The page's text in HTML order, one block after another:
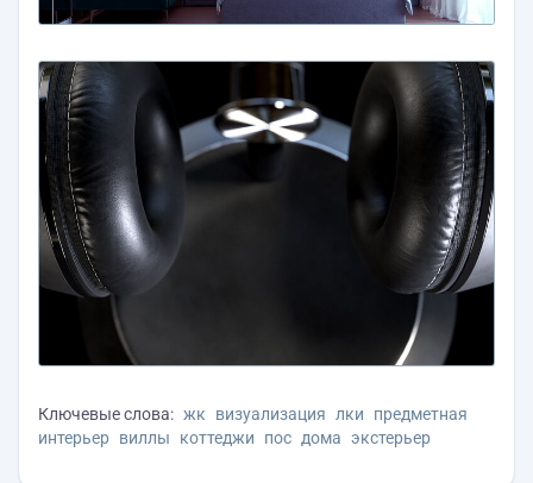
Ключевые слова: жк визуализация лки
предметная
интерьер виллы коттеджи пос дома экстерьер